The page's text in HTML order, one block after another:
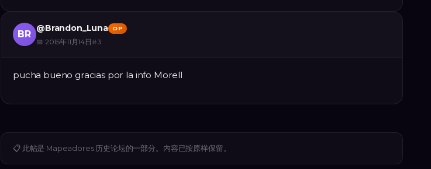
BR
@Brandon_Luna OP
📅 2015年11月14日 #3
pucha bueno gracias por la info Morell
📋 此帖是 Mapeadores 历史论坛的一部分。内容已按原样保留。